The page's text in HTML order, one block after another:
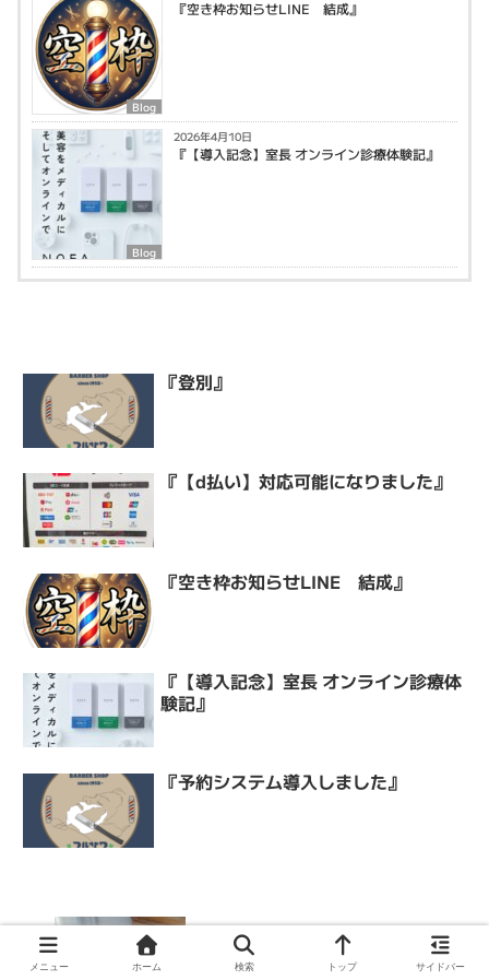
Blog
『空き枠お知らせLINE 結成』
Blog
2026年4月10日
『【導入記念】室長 オンライン診療体験記』
『登別』
『【d払い】対応可能になりました』
『空き枠お知らせLINE 結成』
『【導入記念】室長 オンライン診療体
験記』
『予約システム導入しました』
メニュー ホーム 検索 トップ サイドバー